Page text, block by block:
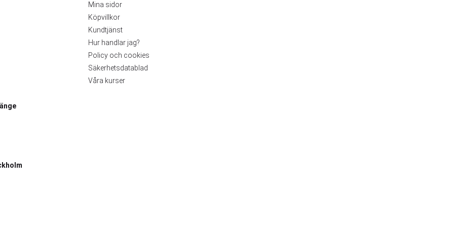
Mina sidor
Köpvillkor
Kundtjänst
Hur handlar jag?
Policy och cookies
Säkerhetsdatablad
Våra kurser